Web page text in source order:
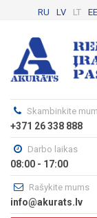
RU LV LT EE
Skambinkite
+371 26 338 888
Darbo laikas
08:00 - 17:00
Rašykite mums
info@akurats.lv